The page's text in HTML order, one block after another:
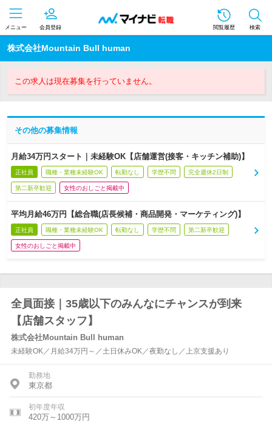
メニュー 会員登録 閲覧履歴 検索
株式会社Mountain Bull human
この求人は現在募集を行っていません。
その他の募集情報
月給34万円スタート｜未経験OK【店舗運営(接客・キッチン補助)】
正社員 職種・業種未経験OK 転勤なし 学歴不問 完全週休2日制
第二新卒歓迎 女性のおしごと掲載中
平均月給46万円【総合職(店長候補・商品開発・マーケティング)】
正社員 職種・業種未経験OK 転勤なし 学歴不問 第二新卒歓迎
女性のおしごと掲載中
全員面接｜35歳以下のみんなにチャンスが到来
【店舗スタッフ】
株式会社Mountain Bull human
未経験OK／月給34万円～／土日休みOK／夜勤なし／上京支援あり
勤務地
東京都
初年度年収
420万～1000万円